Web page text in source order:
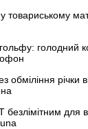
товариському
голодний
обміління річки
для